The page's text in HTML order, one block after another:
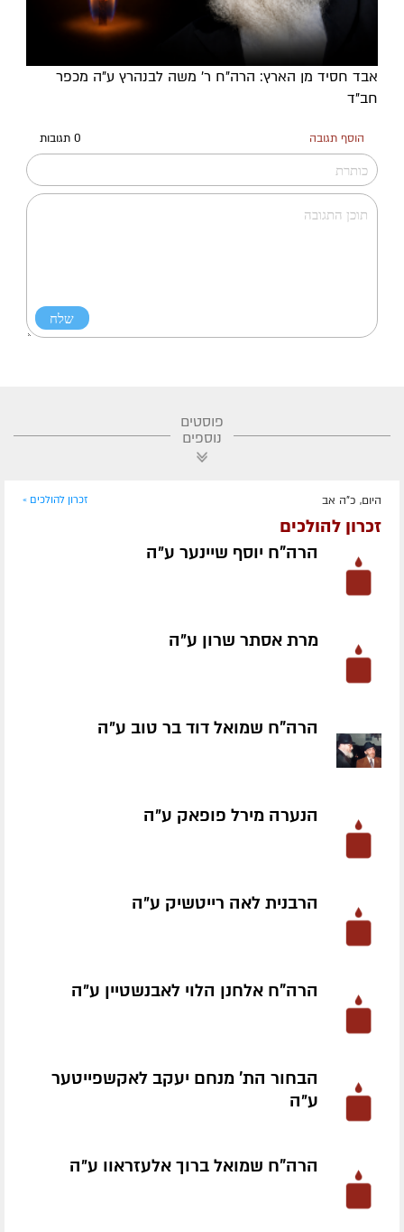
אבד חסיד מן הארץ: הרה"ח ר' משה לבנהרץ ע"ה מכפר
חב"ד
הוסף תגובה 0 תגובות
פוסטים
נוספים
היום, כ"ה אב זכרון להולכים »
זכרון להולכים
הרה"ח יוסף שיינער ע״ה
מרת אסתר שרון ע״ה
הרה"ח שמואל דוד בר טוב ע״ה
הנערה מירל פופאק ע״ה
הרבנית לאה רייטשיק ע״ה
הרה"ח אלחנן הלוי לאבנשטיין ע״ה
הבחור הת' מנחם יעקב לאקשפייטער
ע״ה
הרה"ח שמואל ברוך אלעזראוו ע״ה